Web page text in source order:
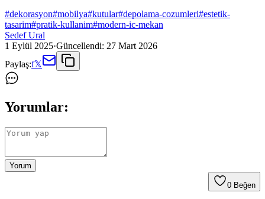
#dekorasyon#mobilya#kutular#depolama-cozumleri#estetik-
tasarim#pratik-kullanim#modern-ic-mekan
Sedef Ural
1 Eylül 2025·Güncellendi: 27 Mart 2026
Paylaş:f𝕏
Yorumlar:
Yorum
0 Beğen